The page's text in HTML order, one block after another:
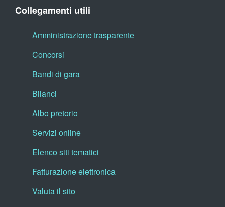
Collegamenti utili
Amministrazione trasparente
Concorsi
Bandi di gara
Bilanci
Albo pretorio
Servizi online
Elenco siti tematici
Fatturazione elettronica
Valuta il sito